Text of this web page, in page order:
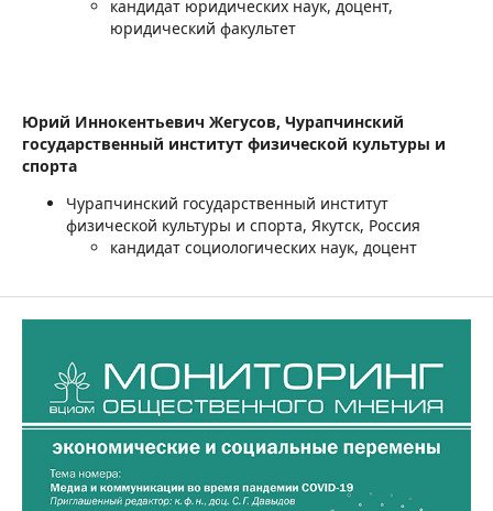
кандидат юридических наук, доцент,
юридический факультет
Юрий Иннокентьевич Жегусов, Чурапчинский
государственный институт физической культуры и
спорта
Чурапчинский государственный институт
физической культуры и спорта, Якутск, Россия
кандидат социологических наук, доцент